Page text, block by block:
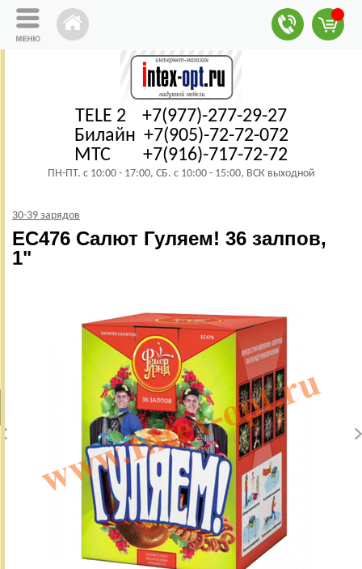
TELE 2 +7(977)-277-29-27
Билайн +7(905)-72-72-072
МТС +7(916)-717-72-72
ПН-ПТ. с 10:00 - 17:00, СБ. с 10:00 - 15:00, ВСК выходной
30-39 зарядов
ЕС476 Салют Гуляем! 36 залпов,
1"